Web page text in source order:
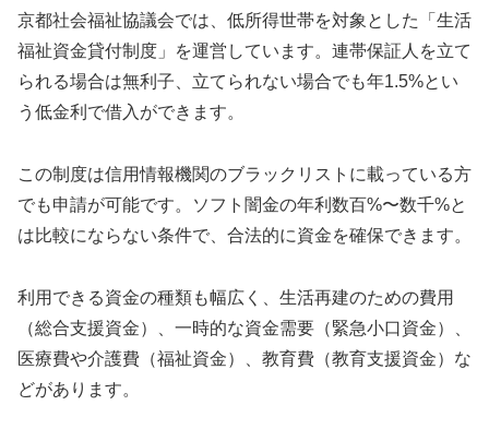
京都社会福祉協議会では、低所得世帯を対象とした「生活
福祉資金貸付制度」を運営しています。連帯保証人を立て
られる場合は無利子、立てられない場合でも年1.5%とい
う低金利で借入ができます。
この制度は信用情報機関のブラックリストに載っている方
でも申請が可能です。ソフト闇金の年利数百%〜数千%と
は比較にならない条件で、合法的に資金を確保できます。
利用できる資金の種類も幅広く、生活再建のための費用
（総合支援資金）、一時的な資金需要（緊急小口資金）、
医療費や介護費（福祉資金）、教育費（教育支援資金）な
どがあります。